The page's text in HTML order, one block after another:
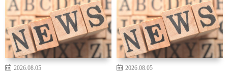
2026.08.05
2026.08.05